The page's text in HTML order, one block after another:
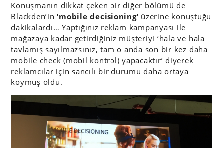
Konuşmanın dikkat çeken bir diğer bölümü de
Blackden’in‘mobile decisioning’ üzerine konuştuğu
dakikalardı… Yaptığınız reklam kampanyası ile
mağazaya kadar getirdiğiniz müşteriyi ‘hala ve hala
tavlamış sayılmazsınız, tam o anda son bir kez daha
mobile check (mobil kontrol) yapacaktır’ diyerek
reklamcılar için sancılı bir durumu daha ortaya
koymuş oldu.